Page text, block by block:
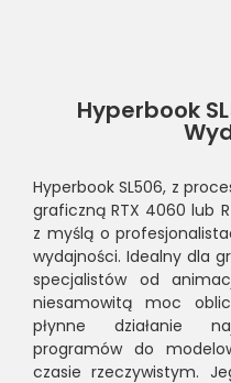
Hyperbook
Hyperbook SL506, z
graficzną RTX 4060 lub
z myślą o
wydajności. Idealny dla
specjalistów od
niesamowitą moc
płynne działanie
programów do
czasie rzeczywistym.